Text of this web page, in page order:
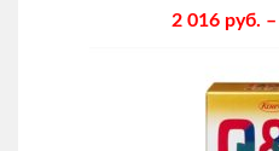
2 016 руб. –